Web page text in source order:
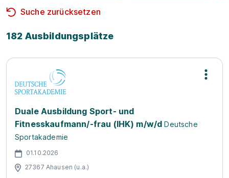
Suche zurücksetzen
182 Ausbildungsplätze
Duale Ausbildung Sport- und
Fitnesskaufmann/-frau (IHK) m/w/d Deutsche
Sportakademie
01.10.2026
27367 Ahausen (u.a.)